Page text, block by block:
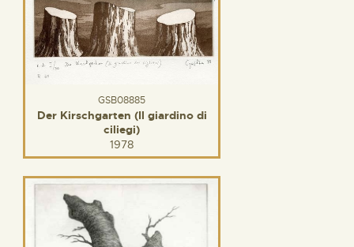
GSB08885
Der Kirschgarten (Il giardino di
ciliegi)
1978